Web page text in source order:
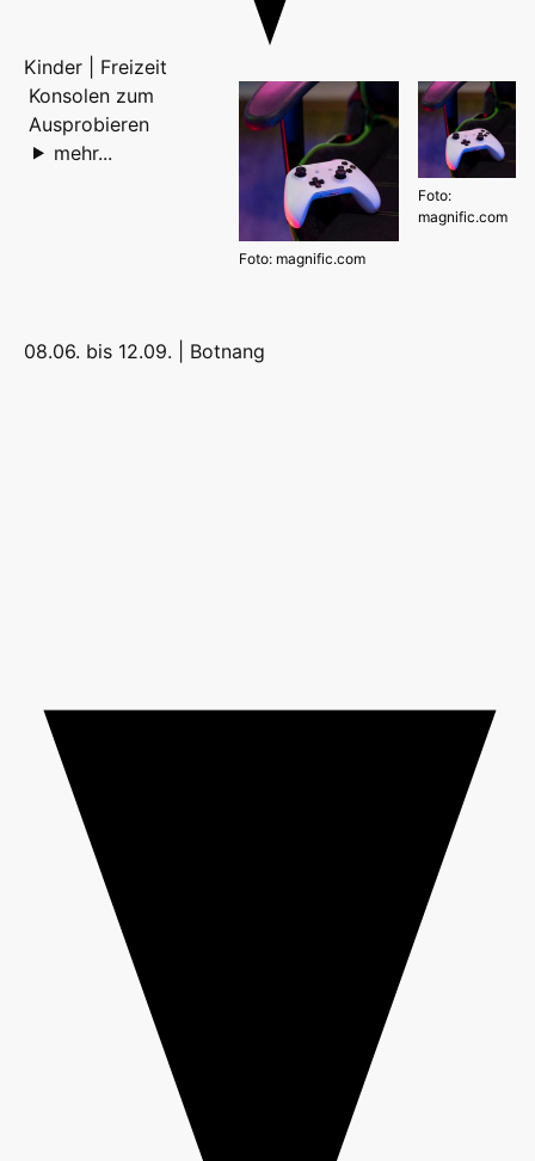
Kinder | Freizeit
Foto:
magnific.com
Foto: magnific.com
Konsolen zum
Ausprobieren
mehr...
08.06. bis 12.09. | Botnang